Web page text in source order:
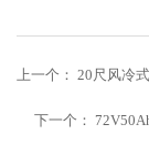
上一个： 20尺风冷
下一个：